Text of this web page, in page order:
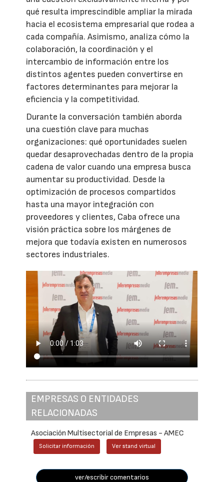
qué resulta imprescindible ampliar la mirada
hacia el ecosistema empresarial que rodea a
cada compañía. Asimismo, analiza cómo la
colaboración, la coordinación y el
intercambio de información entre los
distintos agentes pueden convertirse en
factores determinantes para mejorar la
eficiencia y la competitividad.
Durante la conversación también aborda
una cuestión clave para muchas
organizaciones: qué oportunidades suelen
quedar desaprovechadas dentro de la propia
cadena de valor cuando una empresa busca
aumentar su productividad. Desde la
optimización de procesos compartidos
hasta una mayor integración con
proveedores y clientes, Caba ofrece una
visión práctica sobre los márgenes de
mejora que todavía existen en numerosos
sectores industriales.
EMPRESAS O ENTIDADES
RELACIONADAS
Asociación Multisectorial de Empresas - AMEC
Solicitar información Ver stand virtual
ver/escribir comentarios